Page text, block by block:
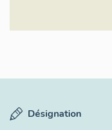
Désignation